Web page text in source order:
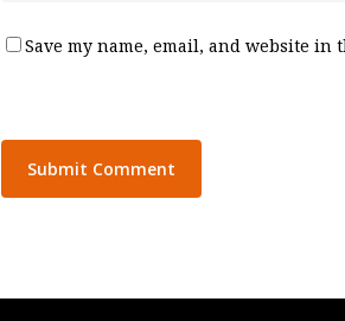
Save my name, email, and website